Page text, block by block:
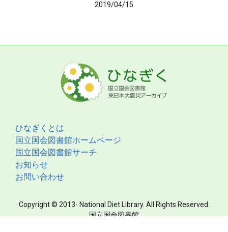
2019/04/15
ひなぎくとは
国立国会図書館ホームページ
国立国会図書館サーチ
お知らせ
お問い合わせ
Copyright © 2013- National Diet Library. All Rights Reserved.